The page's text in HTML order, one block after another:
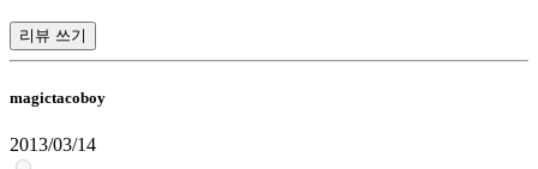
리뷰 쓰기
magictacoboy
2013/03/14